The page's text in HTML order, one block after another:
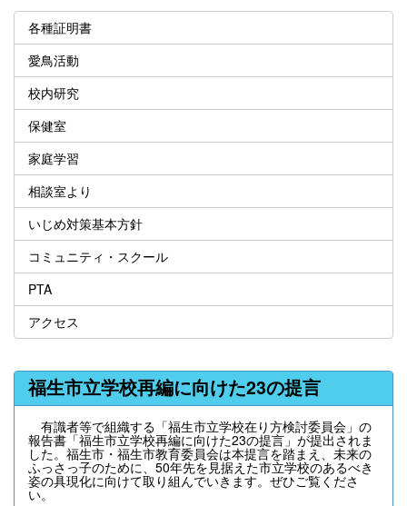
各種証明書
愛鳥活動
校内研究
保健室
家庭学習
相談室より
いじめ対策基本方針
コミュニティ・スクール
PTA
アクセス
福生市立学校再編に向けた23の提言
有識者等で組織する「福生市立学校在り方検討委員会」の
報告書「福生市立学校再編に向けた23の提言」が提出されま
した。福生市・福生市教育委員会は本提言を踏まえ、未来の
ふっさっ子のために、50年先を見据えた市立学校のあるべき
姿の具現化に向けて取り組んでいきます。ぜひご覧くださ
い。